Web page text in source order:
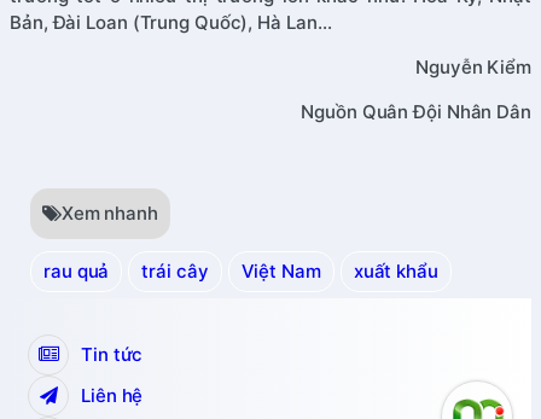
Bản, Đài Loan (Trung Quốc), Hà Lan…
Nguyễn Kiểm
Nguồn Quân Đội Nhân Dân
Xem nhanh
rau quả trái cây Việt Nam xuất khẩu
Tin tức
Liên hệ